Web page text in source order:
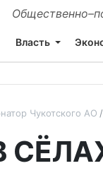
Власть
Чукотского АО